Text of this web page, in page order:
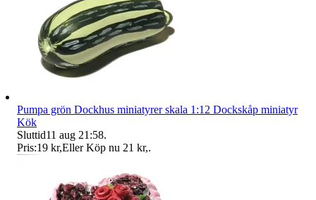
Pumpa grön Dockhus miniatyrer skala 1:12 Dockskåp miniatyr
Kök
Sluttid11 aug 21:58.
Pris:19 kr,Eller Köp nu 21 kr,.